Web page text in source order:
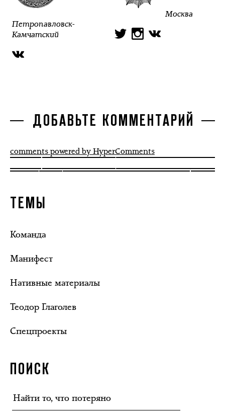
Петропавловск-
Камчатский
Москва
ДОБАВЬТЕ КОММЕНТАРИЙ
comments powered by HyperComments
ТЕМЫ
Команда
Манифест
Нативные материалы
Теодор Глаголев
Спецпроекты
ПОИСК